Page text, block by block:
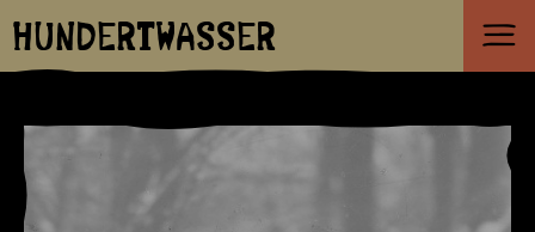
HUNDERTWASSER